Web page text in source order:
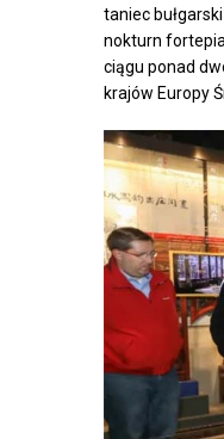
taniec
nokturn
ciągu ponad
krajów Europy